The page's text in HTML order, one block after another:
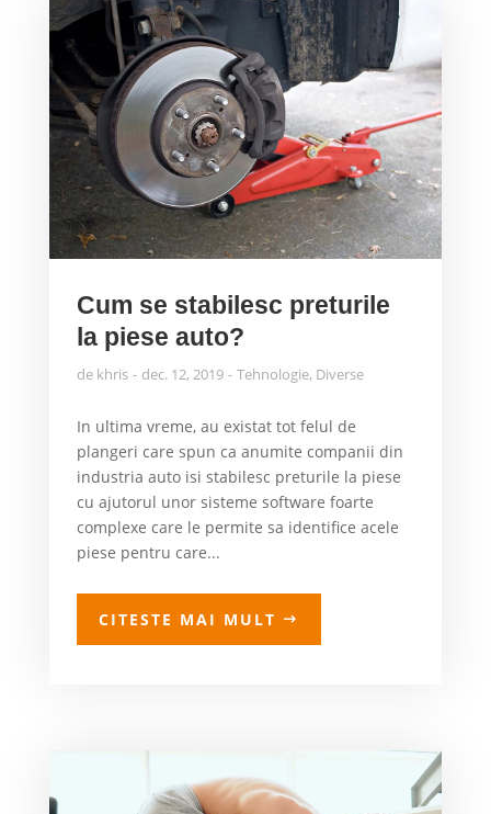
Cum se stabilesc preturile
la piese auto?
de khris dec. 12, 2019 Tehnologie, Diverse
In ultima vreme, au existat tot felul de
plangeri care spun ca anumite companii din
industria auto isi stabilesc preturile la piese
cu ajutorul unor sisteme software foarte
complexe care le permite sa identifice acele
piese pentru care...
CITESTE MAI MULT